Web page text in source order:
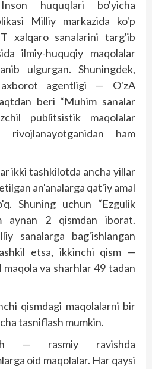
huquqlari bo'yicha
Milliy markazida ko'p
xalqaro sanalarini targ'ib
ilmiy-huquqiy maqolalar
ulgurgan. Shuningdek,
agentligi — O'zA
beri “Muhim sanalar
publitsistik maqolalar
rivojlanayotganidan ham
ikki tashkilotda ancha yillar
an'analarga qat'iy amal
Shuning uchun “Ezgulik
aynan 2 qismdan iborat.
sanalarga bag'ishlangan
etsa, ikkinchi qism —
va sharhlar 49 tadan
qismdagi maqolalarni bir
tasniflash mumkin.
— rasmiy ravishda
oid maqolalar. Har qaysi